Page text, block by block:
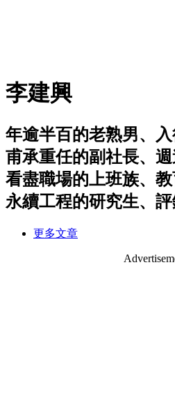
李建興
年逾半百的老熟男、入
甫承重任的副社長、週
看盡職場的上班族、教
永續工程的研究生、評
更多文章